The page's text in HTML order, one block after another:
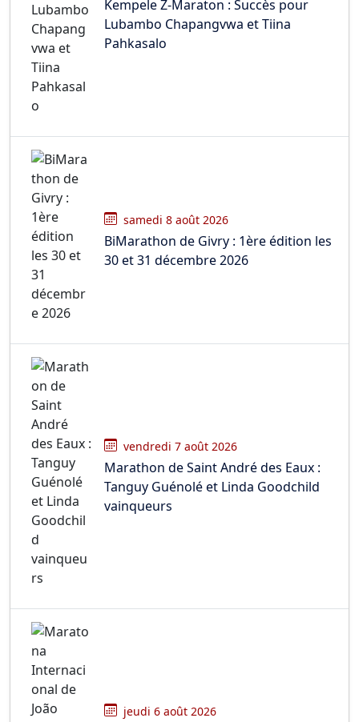
Kempele Z-Maraton : Succès pour
Lubambo Chapangvwa et Tiina
Pahkasalo
samedi 8 août 2026
BiMarathon de Givry : 1ère édition les
30 et 31 décembre 2026
vendredi 7 août 2026
Marathon de Saint André des Eaux :
Tanguy Guénolé et Linda Goodchild
vainqueurs
jeudi 6 août 2026